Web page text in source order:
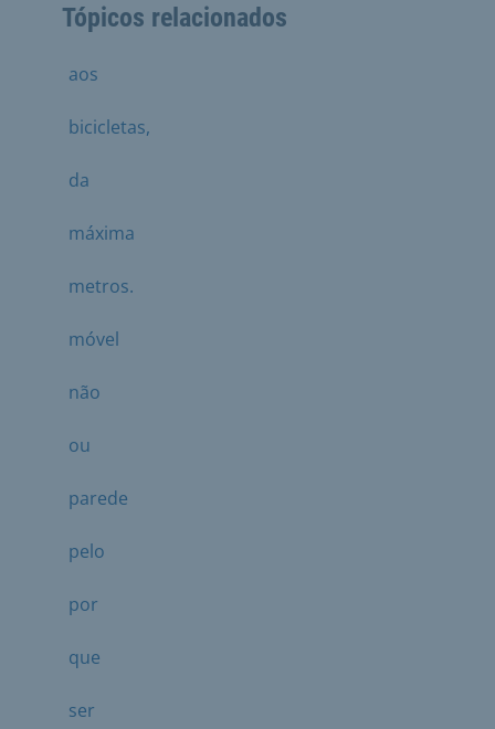
Tópicos relacionados
aos
bicicletas,
da
máxima
metros.
móvel
não
ou
parede
pelo
por
que
ser